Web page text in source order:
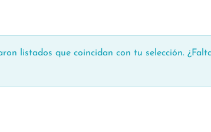
listados que coincidan con tu selección.